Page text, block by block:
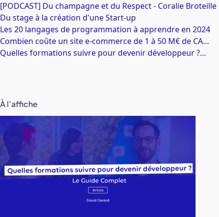
[PODCAST] Du champagne et du Respect - Coralie Broteille
Du stage à la création d'une Start-up
Les 20 langages de programmation à apprendre en 2024
Combien coûte un site e-commerce de 1 à 50 M€ de CA…
Quelles formations suivre pour devenir développeur ?…
À l’affiche